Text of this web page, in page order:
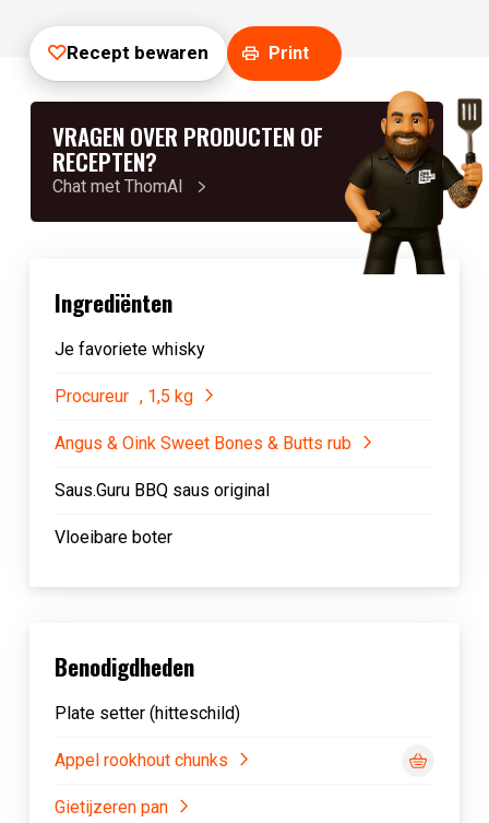
Recept bewaren Print
VRAGEN OVER PRODUCTEN OF
RECEPTEN?
Chat met ThomAI
Ingrediënten
Je favoriete whisky
Procureur , 1,5 kg
Angus & Oink Sweet Bones & Butts rub
Saus.Guru BBQ saus original
Vloeibare boter
Benodigdheden
Plate setter (hitteschild)
Appel rookhout chunks
Gietijzeren pan